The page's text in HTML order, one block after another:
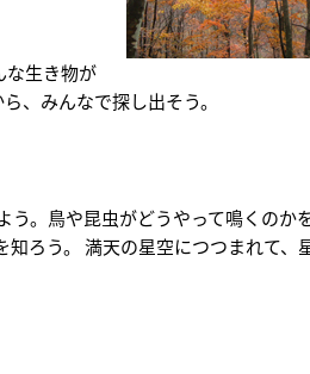
な生き物が
、みんなで探し出そう。
。鳥や昆虫がどうやって鳴くのか
ろう。 満天の星空につつまれて、